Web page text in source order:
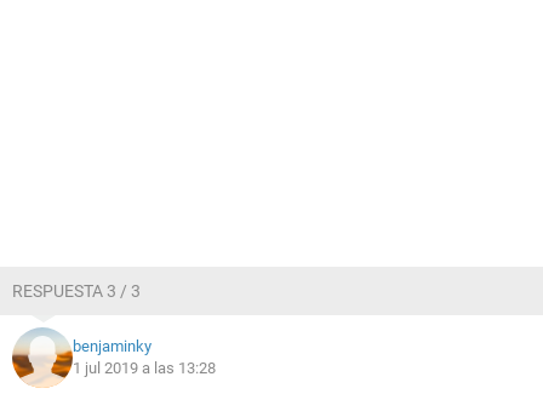
RESPUESTA 3 / 3
benjaminky
1 jul 2019 a las 13:28